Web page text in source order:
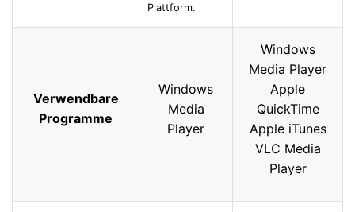
Plattform.
Verwendbare
Programme
Windows
Media
Player
Windows
Media Player
Apple
QuickTime
Apple iTunes
VLC Media
Player